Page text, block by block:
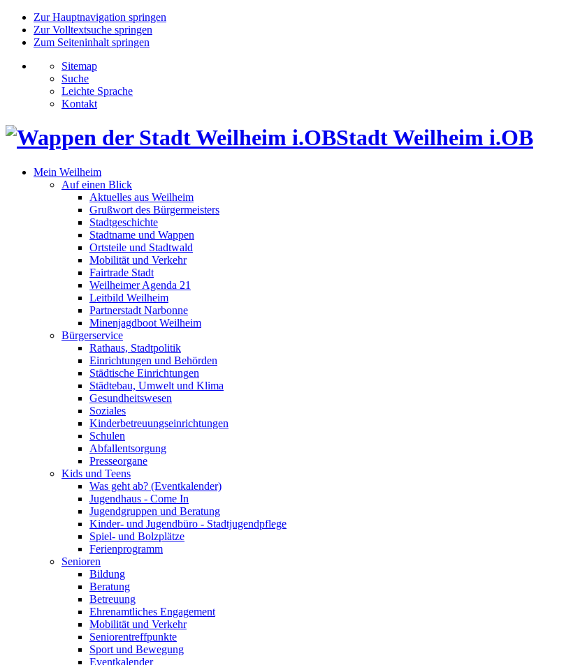
Zur Hauptnavigation springen
Zur Volltextsuche springen
Zum Seiteninhalt springen
Sitemap
Suche
Leichte Sprache
Kontakt
Stadt Weilheim i.OB
Mein Weilheim
Auf einen Blick
Aktuelles aus Weilheim
Grußwort des Bürgermeisters
Stadtgeschichte
Stadtname und Wappen
Ortsteile und Stadtwald
Mobilität und Verkehr
Fairtrade Stadt
Weilheimer Agenda 21
Leitbild Weilheim
Partnerstadt Narbonne
Minenjagdboot Weilheim
Bürgerservice
Rathaus, Stadtpolitik
Einrichtungen und Behörden
Städtische Einrichtungen
Städtebau, Umwelt und Klima
Gesundheitswesen
Soziales
Kinderbetreuungseinrichtungen
Schulen
Abfallentsorgung
Presseorgane
Kids und Teens
Was geht ab? (Eventkalender)
Jugendhaus - Come In
Jugendgruppen und Beratung
Kinder- und Jugendbüro - Stadtjugendpflege
Spiel- und Bolzplätze
Ferienprogramm
Senioren
Bildung
Beratung
Betreuung
Ehrenamtliches Engagement
Mobilität und Verkehr
Seniorentreffpunkte
Sport und Bewegung
Eventkalender